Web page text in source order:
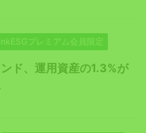
プレミアム会員限定
ド、運用資産の1.3%が